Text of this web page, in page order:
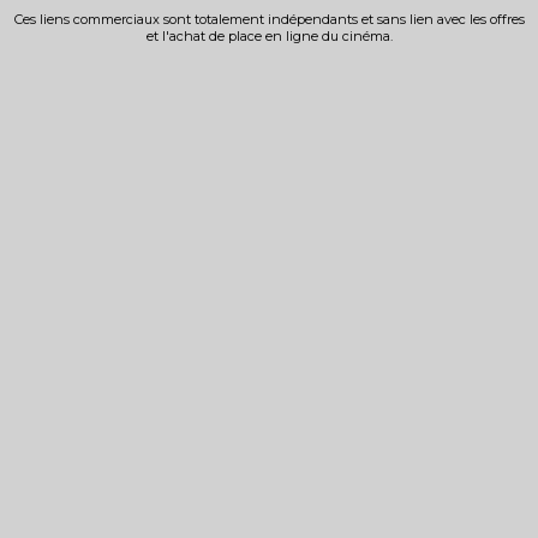
Ces liens commerciaux sont totalement indépendants et sans lien avec les offres
et l'achat de place en ligne du cinéma.